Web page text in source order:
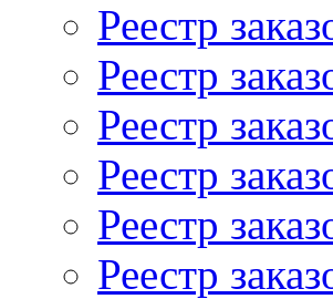
Реестр
Реестр
Реестр
Реестр
Реестр
Реестр